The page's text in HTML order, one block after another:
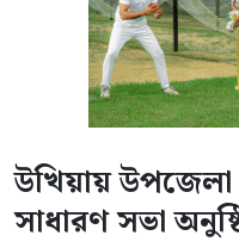
উখিয়ায়
সাধারণ সভা